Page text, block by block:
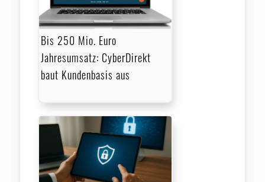
Bis 250 Mio. Euro
Jahresumsatz: CyberDirekt
baut Kundenbasis aus